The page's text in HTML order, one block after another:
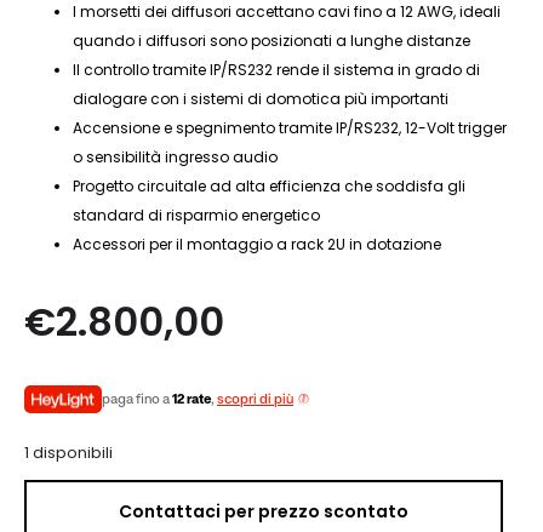
I morsetti dei diffusori accettano cavi fino a 12 AWG, ideali
quando i diffusori sono posizionati a lunghe distanze
Il controllo tramite IP/RS232 rende il sistema in grado di
dialogare con i sistemi di domotica più importanti
Accensione e spegnimento tramite IP/RS232, 12-Volt trigger
o sensibilità ingresso audio
Progetto circuitale ad alta efficienza che soddisfa gli
standard di risparmio energetico
Accessori per il montaggio a rack 2U in dotazione
€2.800,00
paga fino a12 rate, scopri di più
1 disponibili
Contattaci per prezzo scontato